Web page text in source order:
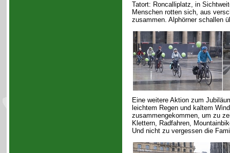
Tatort: Roncalliplatz, in
Menschen rotten sich, aus
zusammen. Alphörner schallen
Eine weitere Aktion zum
leichtem Regen und kaltem
zusammengekommen, um zu
Klettern, Radfahren,
Und nicht zu vergessen die